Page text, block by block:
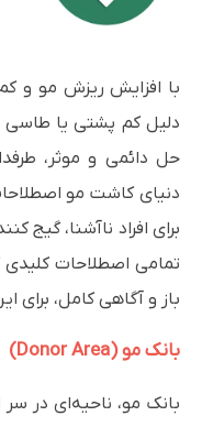
با افزایش ریزش مو و
دلیل کم پشتی یا طاسی
حل دائمی و موثر،
دنیای کاشت مو
برای افراد ناآشنا، گیج
تمامی اصطلاحات کلیدی
باز و آگاهی کامل، برای
بانک مو (Donor Area)
بانک مو، ناحیه‌ای در